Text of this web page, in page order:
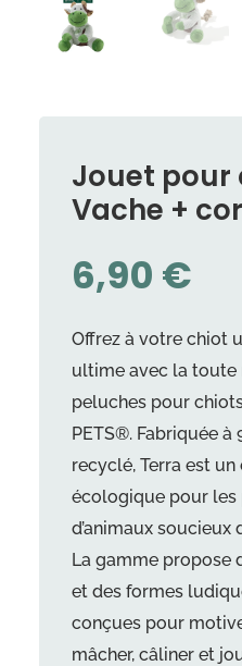
Jouet pour
Vache +
6,90 €
Offrez à votre chiot
ultime avec la
peluches pour
PETS®. Fabriquée à
recyclé, Terra est
écologique pour les
d’animaux soucieux
La gamme propose
et des formes
conçues pour
mâcher, câliner et